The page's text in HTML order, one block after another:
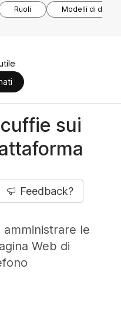
Ruoli Modelli di
sui
Feedback?
amministrare le
Web di